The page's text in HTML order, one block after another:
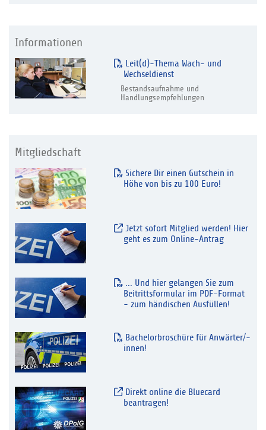
Informationen
Leit(d)-Thema Wach- und
Wechseldienst
Bestandsaufnahme und
Handlungsempfehlungen
Mitgliedschaft
Sichere Dir einen Gutschein in
Höhe von bis zu 100 Euro!
Jetzt sofort Mitglied werden! Hier
geht es zum Online-Antrag
... Und hier gelangen Sie zum
Beitrittsformular im PDF-Format
- zum händischen Ausfüllen!
Bachelorbroschüre für Anwärter/-
innen!
Direkt online die Bluecard
beantragen!